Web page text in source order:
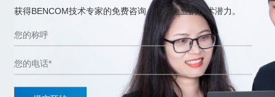
获得BENCOM技术专家的免费咨询，挖掘企业的技术潜力。